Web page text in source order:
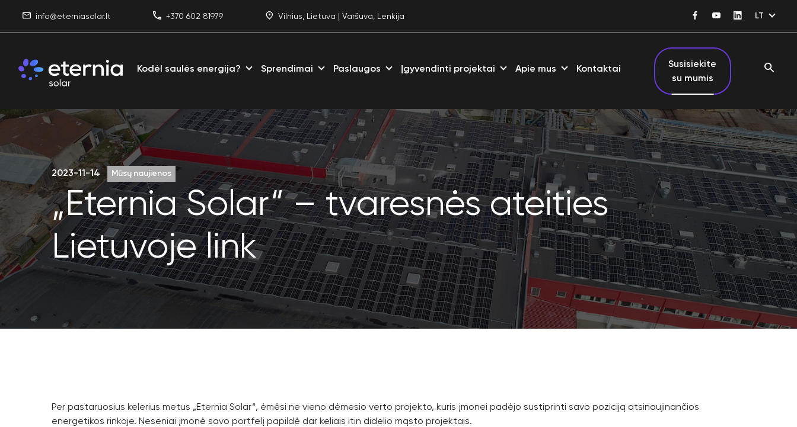
info@eterniasolar.lt +370 602 81979 Vilnius, Lietuva | Varšuva, Lenkija LT
Kodėl saulės energija? Sprendimai Paslaugos Įgyvendinti projektai Apie mus Kontaktai
Susisiekite
su mumis
2023-11-14 Mūsų naujienos
„Eternia Solar“ – tvaresnės ateities
Lietuvoje link
Per pastaruosius kelerius metus „Eternia Solar“, ėmėsi ne vieno dėmesio verto projekto, kuris įmonei padėjo sustiprinti savo poziciją atsinaujinančios
energetikos rinkoje. Neseniai įmonė savo portfelį papildė dar keliais itin didelio mąsto projektais.